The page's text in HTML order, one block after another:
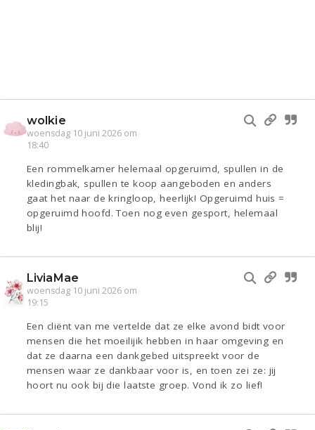
wolkie
woensdag 10 juni 2026 om
18:40
Een rommelkamer helemaal opgeruimd, spullen in de
kledingbak, spullen te koop aangeboden en anders
gaat het naar de kringloop, heerlijk! Opgeruimd huis =
opgeruimd hoofd. Toen nog even gesport, helemaal
blij!
LiviaMae
woensdag 10 juni 2026 om
19:15
Een cliënt van me vertelde dat ze elke avond bidt voor
mensen die het moeilijik hebben in haar omgeving en
dat ze daarna een dankgebed uitspreekt voor de
mensen waar ze dankbaar voor is, en toen zei ze: jij
hoort nu ook bij die laatste groep. Vond ik zo lief!